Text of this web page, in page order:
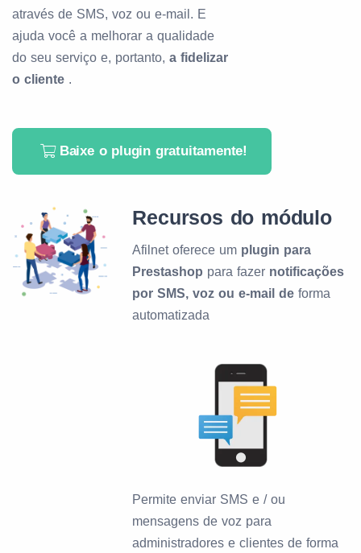
através de SMS, voz ou e-mail. E
ajuda você a melhorar a qualidade
do seu serviço e, portanto, a fidelizar
o cliente .
Baixe o plugin gratuitamente!
Recursos do módulo
Afilnet oferece um plugin para
Prestashop para fazer notificações
por SMS, voz ou e-mail de forma
automatizada
Permite enviar SMS e / ou
mensagens de voz para
administradores e clientes de forma